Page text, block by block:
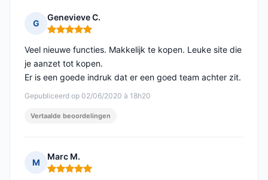
G
Genevieve C.
Opmerking: 5 van 5
Gepubliceerd op 02/06/2020 à 18h20
Veel nieuwe functies. Makkelijk te kopen. Leuke site die
je aanzet tot kopen.
Er is een goede indruk dat er een goed team achter zit.
Vertaalde beoordelingen
M
Marc M.
Opmerking: 5 van 5